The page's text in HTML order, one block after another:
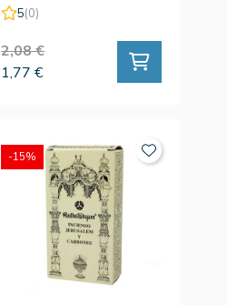
5(0)
2,08 €
1,77 €
-15%